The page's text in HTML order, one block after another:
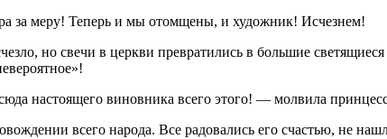
меру! Теперь и мы отомщены, и художник! Исчезнем!
но свечи в церкви превратились в большие
настоящего виновника всего этого! — молвила
всего народа. Все радовались его счастью, не